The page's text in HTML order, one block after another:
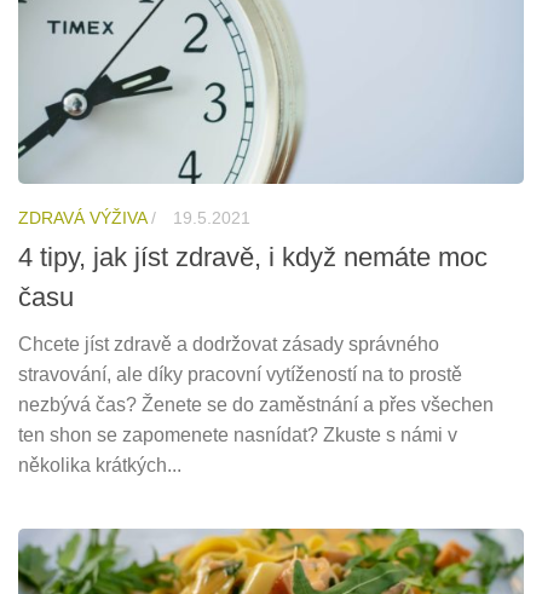
ZDRAVÁ VÝŽIVA/ 19.5.2021
4 tipy, jak jíst zdravě, i když nemáte moc
času
Chcete jíst zdravě a dodržovat zásady správného
stravování, ale díky pracovní vytížeností na to prostě
nezbývá čas? Ženete se do zaměstnání a přes všechen
ten shon se zapomenete nasnídat? Zkuste s námi v
několika krátkých...